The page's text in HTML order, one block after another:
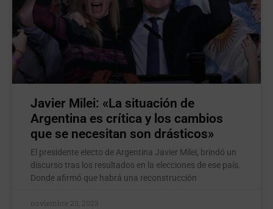
Javier Milei: «La situación de
Argentina es crítica y los cambios
que se necesitan son drásticos»
El presidente electo de Argentina Javier Milei, brindó un
discurso tras los resultados en la elecciones de ese país.
Donde afirmó que habrá una reconstrucción
noviembre 20, 2023